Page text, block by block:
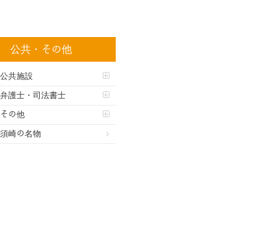
公共・その他
公共施設
弁護士・司法書士
その他
須崎の名物